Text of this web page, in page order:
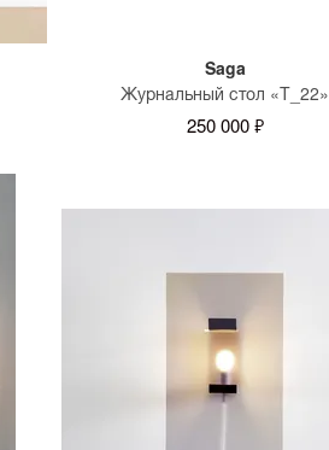
Saga
Журнальный стол «T_22»
250 000 ₽